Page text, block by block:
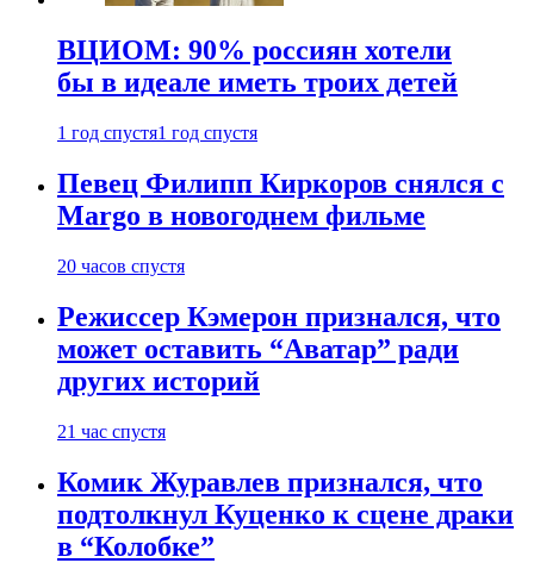
ВЦИОМ: 90% россиян хотели
бы в идеале иметь троих детей
1 год спустя1 год спустя
Певец Филипп Киркоров снялся с
Margo в новогоднем фильме
20 часов спустя
Режиссер Кэмерон признался, что
может оставить “Аватар” ради
других историй
21 час спустя
Комик Журавлев признался, что
подтолкнул Куценко к сцене драки
в “Колобке”